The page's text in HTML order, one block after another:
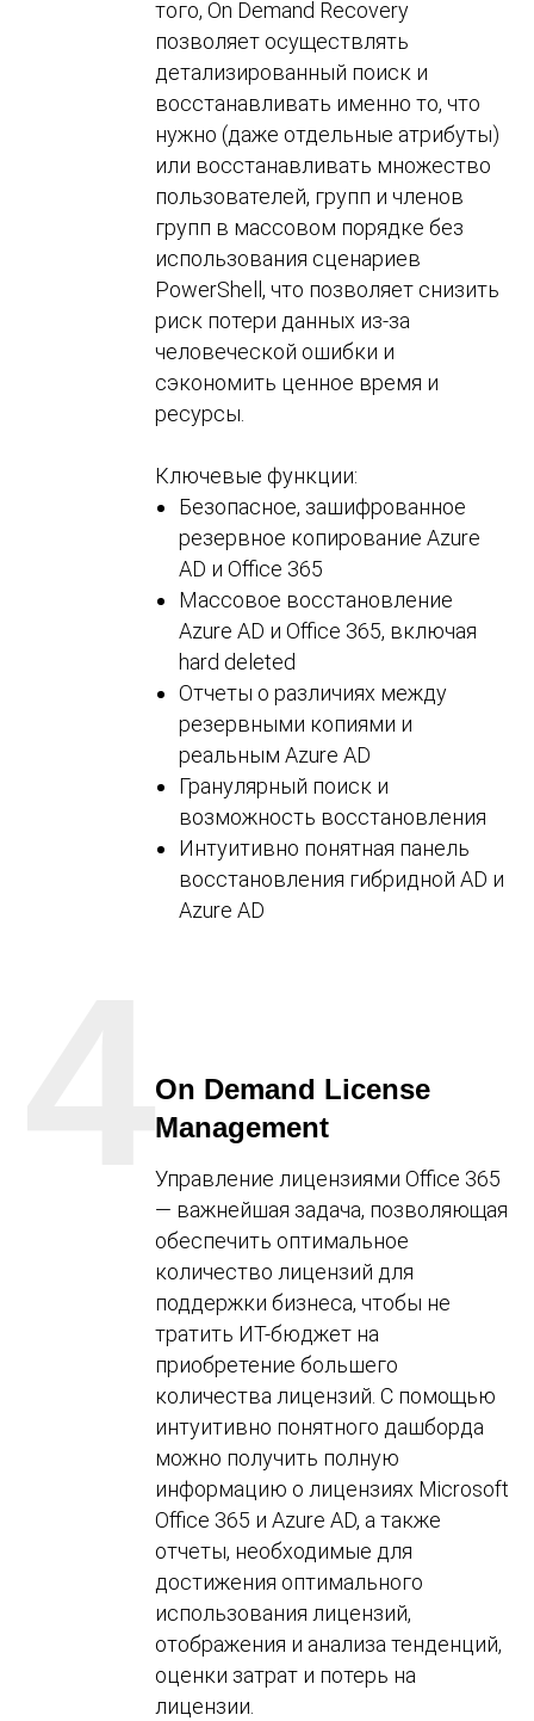
того, On Demand Recovery
позволяет осуществлять
детализированный поиск и
восстанавливать именно то, что
нужно (даже отдельные атрибуты)
или восстанавливать множество
пользователей, групп и членов
групп в массовом порядке без
использования сценариев
PowerShell, что позволяет снизить
риск потери данных из-за
человеческой ошибки и
сэкономить ценное время и
ресурсы.
Ключевые функции:
Безопасное, зашифрованное
резервное копирование Azure
AD и Office 365
Массовое восстановление
Azure AD и Office 365, включая
hard deleted
Отчеты о различиях между
резервными копиями и
реальным Azure AD
Гранулярный поиск и
возможность восстановления
Интуитивно понятная панель
восстановления гибридной AD и
Azure AD
On Demand License
Management
Управление лицензиями Office 365
— важнейшая задача, позволяющая
обеспечить оптимальное
количество лицензий для
поддержки бизнеса, чтобы не
тратить ИТ-бюджет на
приобретение большего
количества лицензий. С помощью
интуитивно понятного дашборда
можно получить полную
информацию о лицензиях Microsoft
Office 365 и Azure AD, а также
отчеты, необходимые для
достижения оптимального
использования лицензий,
отображения и анализа тенденций,
оценки затрат и потерь на
лицензии.